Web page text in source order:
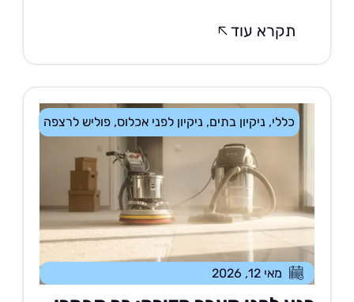
תקרא עוד
ניקיון בתים,ניקיון לפני אכלוס,פוליש לרצפה
מאי 12, 2026